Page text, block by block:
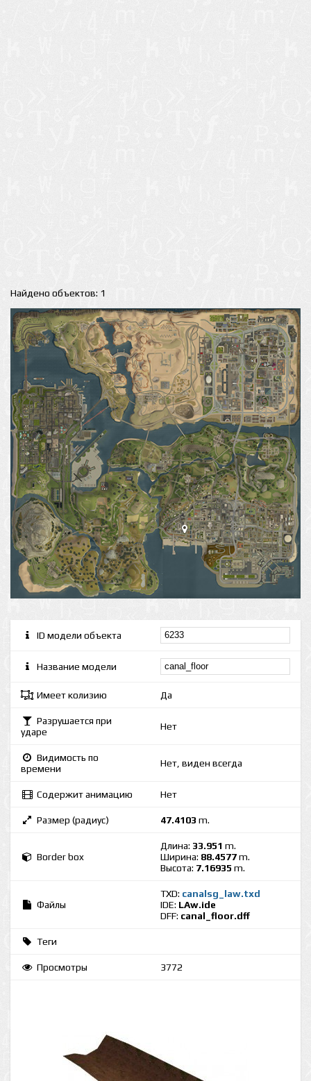
Найдено объектов: 1
ID модели объекта
Название модели
Имеет колизию Да
Разрушается при
ударе
Нет
Видимость по
времени
Нет, виден всегда
Содержит анимацию Нет
Размер (радиус) 47.4103 m.
Border box
Длина: 33.951 m.
Ширина: 88.4577m.
Высота: 7.16935 m.
Файлы
TXD: canalsg_law.txd
IDE: LAw.ide
DFF: canal_floor.dff
Теги
Просмотры 3772